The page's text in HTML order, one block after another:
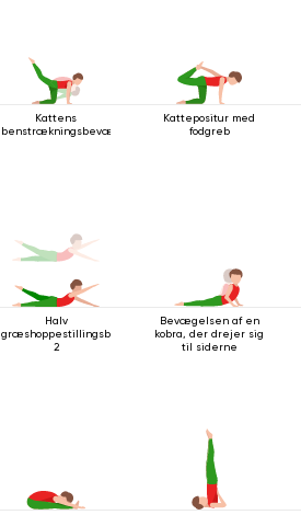
Kattens
benstrækningsbevægelse
Kattepositur med
fodgreb
Halv
græshoppestillingsbevægelse
2
Bevægelsen af ​​en
kobra, der drejer sig
til siderne